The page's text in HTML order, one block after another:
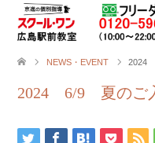
NEWS・EVENT 2024
2024 6/9 夏のご